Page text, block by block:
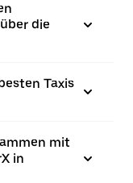
die
Taxis
mit
in